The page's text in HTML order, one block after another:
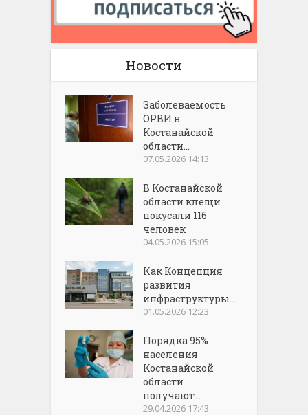
Новости
Заболеваемость
ОРВИ в
Костанайской
области...
07.05.2026 14:13
В Костанайской
области клещи
покусали 116
человек
04.05.2026 15:05
Как Концепция
развития
инфраструктуры...
01.05.2026 12:23
Порядка 95%
населения
Костанайской
области
получают...
29.04.2026 17:43